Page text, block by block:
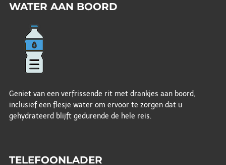
WATER AAN BOORD
Geniet van een verfrissende rit met drankjes aan boord,
inclusief een flesje water om ervoor te zorgen dat u
gehydrateerd blijft gedurende de hele reis.
TELEFOONLADER